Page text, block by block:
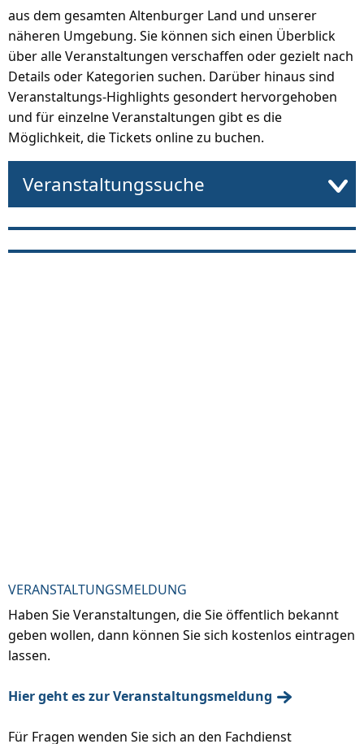
aus dem gesamten Altenburger Land und unserer
näheren Umgebung. Sie können sich einen Überblick
über alle Veranstaltungen verschaffen oder gezielt nach
Details oder Kategorien suchen. Darüber hinaus sind
Veranstaltungs-Highlights gesondert hervorgehoben
und für einzelne Veranstaltungen gibt es die
Möglichkeit, die Tickets online zu buchen.
Veranstaltungssuche
VERANSTALTUNGSMELDUNG
Haben Sie Veranstaltungen, die Sie öffentlich bekannt
geben wollen, dann können Sie sich kostenlos eintragen
lassen.
Hier geht es zur Veranstaltungsmeldung
Für Fragen wenden Sie sich an den Fachdienst